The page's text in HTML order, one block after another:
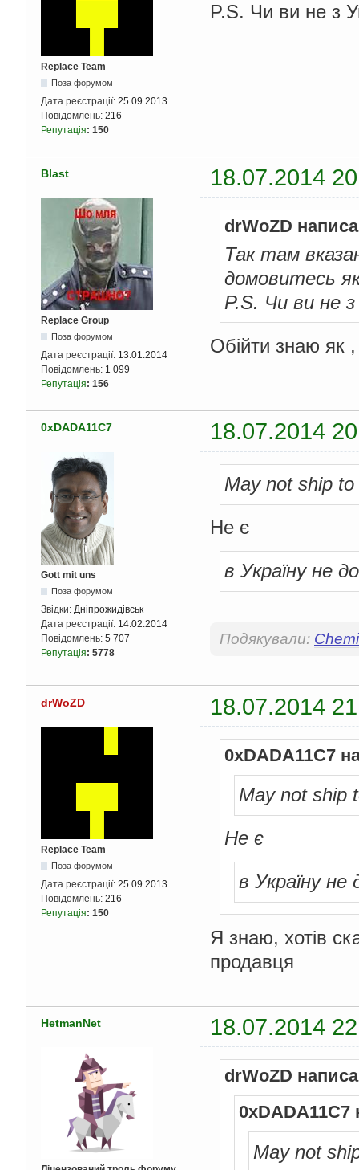
Replace Team
Поза форумом
Дата реєстрації: 25.09.2013
Повідомлень: 216
Репутація: 150
P.S. Чи ви не з
Blast 18.07.2014
Replace Group
Поза форумом
Дата реєстрації: 13.01.2014
Повідомлень: 1 099
Репутація: 156
drWoZD
Так там
домовитесь
P.S. Чи ви не з
Обійти знаю як
0xDADA11C7 18.07.2014
Gott mit uns
Поза форумом
Звідки: Дніпрожидівськ
Дата реєстрації: 14.02.2014
Повідомлень: 5 707
Репутація: 5778
May not ship
Не є
в Україну не
Подякували:
drWoZD 18.07.2014
Replace Team
Поза форумом
Дата реєстрації: 25.09.2013
Повідомлень: 216
Репутація: 150
0xDADA11C7
May not ship
Не є
в Україну не
Я знаю, хотів
продавця
HetmanNet 18.07.2014
drWoZD
0xDADA11C7
May not